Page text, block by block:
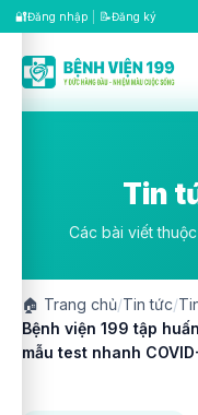
🔐Đăng nhập 📝Đăng ký
Tin
Các bài viết
🏠 Trang chủ/Tin tức/
Bệnh viện 199 tập
mẫu test nhanh